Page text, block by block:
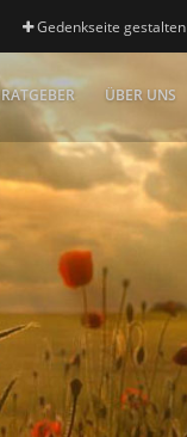
Gedenkseite gestalten
RATGEBER ÜBER UNS